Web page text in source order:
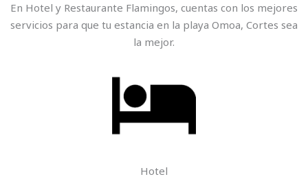
En Hotel y Restaurante Flamingos, cuentas con los mejores
servicios para que tu estancia en la playa Omoa, Cortes sea
la mejor.
Hotel